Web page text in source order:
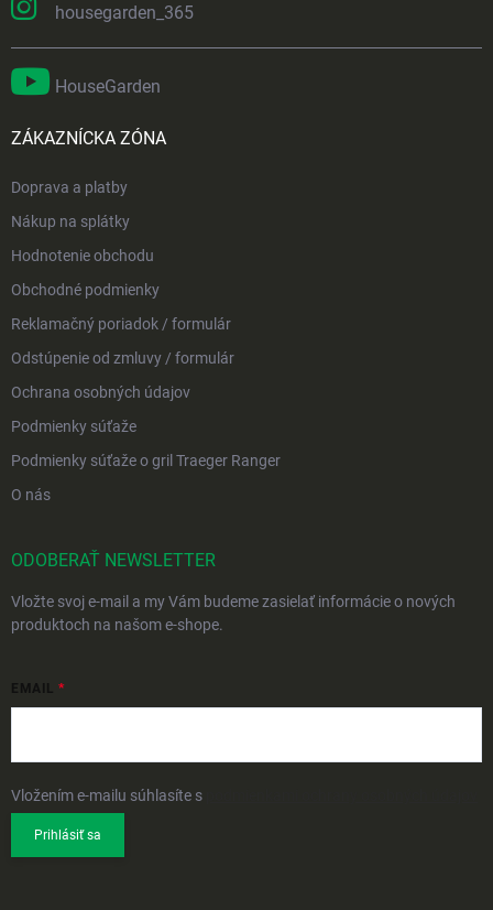
housegarden_365
HouseGarden
ZÁKAZNÍCKA ZÓNA
Doprava a platby
Nákup na splátky
Hodnotenie obchodu
Obchodné podmienky
Reklamačný poriadok / formulár
Odstúpenie od zmluvy / formulár
Ochrana osobných údajov
Podmienky súťaže
Podmienky súťaže o gril Traeger Ranger
O nás
ODOBERAŤ NEWSLETTER
Vložte svoj e-mail a my Vám budeme zasielať informácie o nových
produktoch na našom e-shope.
EMAIL
Vložením e-mailu súhlasíte s
Prihlásiť sa